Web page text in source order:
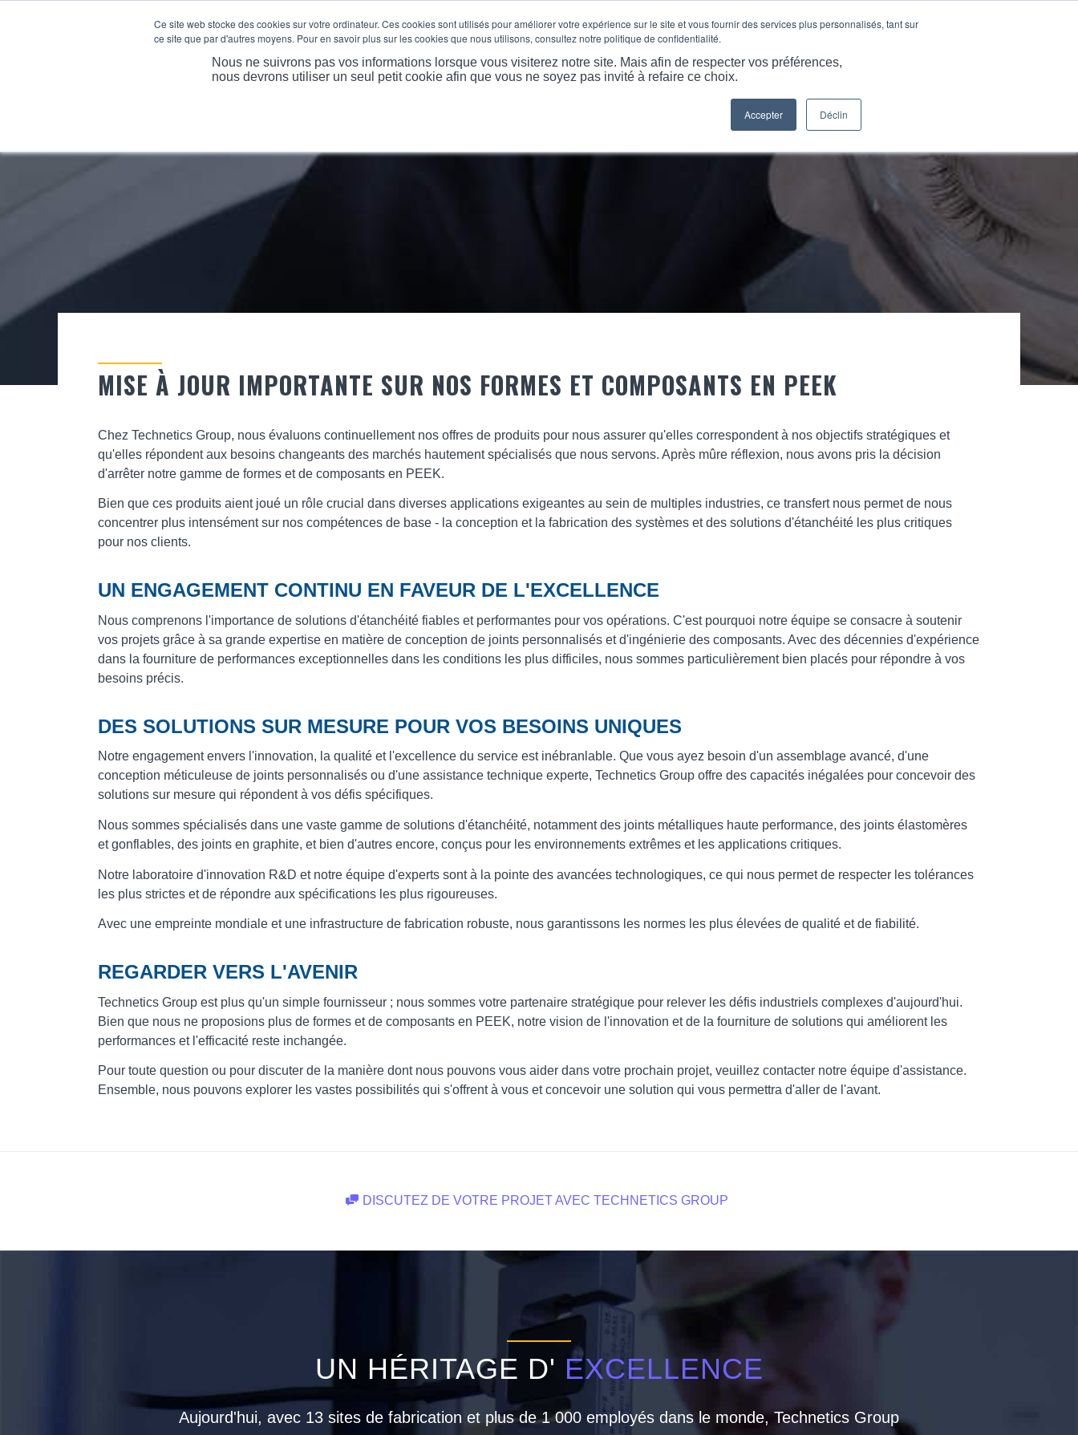
Ce site web stocke des cookies sur votre ordinateur. Ces cookies sont utilisés pour améliorer votre expérience sur le site et vous fournir des services plus personnalisés, tant sur
ce site que par d'autres moyens. Pour en savoir plus sur les cookies que nous utilisons, consultez notre politique de confidentialité.
Nous ne suivrons pas vos informations lorsque vous visiterez notre site. Mais afin de respecter vos préférences,
nous devrons utiliser un seul petit cookie afin que vous ne soyez pas invité à refaire ce choix.
Accepter Déclin
A PROPOS PRODUITS MARKET LES PLUS EXTRÊMES SERVICES RESSOURCES
Vous êtes ici : Accueil Produits
MISE À JOUR IMPORTANTE SUR NOS FORMES ET COMPOSANTS EN PEEK
Chez Technetics Group, nous évaluons continuellement nos offres de produits pour nous assurer qu'elles correspondent à nos objectifs stratégiques et
qu'elles répondent aux besoins changeants des marchés hautement spécialisés que nous servons. Après mûre réflexion, nous avons pris la décision
d'arrêter notre gamme de formes et de composants en PEEK.
Bien que ces produits aient joué un rôle crucial dans diverses applications exigeantes au sein de multiples industries, ce transfert nous permet de nous
concentrer plus intensément sur nos compétences de base - la conception et la fabrication des systèmes et des solutions d'étanchéité les plus critiques
pour nos clients.
UN ENGAGEMENT CONTINU EN FAVEUR DE L'EXCELLENCE
Nous comprenons l'importance de solutions d'étanchéité fiables et performantes pour vos opérations. C'est pourquoi notre équipe se consacre à soutenir
vos projets grâce à sa grande expertise en matière de conception de joints personnalisés et d'ingénierie des composants. Avec des décennies d'expérience
dans la fourniture de performances exceptionnelles dans les conditions les plus difficiles, nous sommes particulièrement bien placés pour répondre à vos
besoins précis.
DES SOLUTIONS SUR MESURE POUR VOS BESOINS UNIQUES
Notre engagement envers l'innovation, la qualité et l'excellence du service est inébranlable. Que vous ayez besoin d'un assemblage avancé, d'une
conception méticuleuse de joints personnalisés ou d'une assistance technique experte, Technetics Group offre des capacités inégalées pour concevoir des
solutions sur mesure qui répondent à vos défis spécifiques.
Nous sommes spécialisés dans une vaste gamme de solutions d'étanchéité, notamment des joints métalliques haute performance, des joints élastomères
et gonflables, des joints en graphite, et bien d'autres encore, conçus pour les environnements extrêmes et les applications critiques.
Notre laboratoire d'innovation R&D et notre équipe d'experts sont à la pointe des avancées technologiques, ce qui nous permet de respecter les tolérances
les plus strictes et de répondre aux spécifications les plus rigoureuses.
Avec une empreinte mondiale et une infrastructure de fabrication robuste, nous garantissons les normes les plus élevées de qualité et de fiabilité.
REGARDER VERS L'AVENIR
Technetics Group est plus qu'un simple fournisseur ; nous sommes votre partenaire stratégique pour relever les défis industriels complexes d'aujourd'hui.
Bien que nous ne proposions plus de formes et de composants en PEEK, notre vision de l'innovation et de la fourniture de solutions qui améliorent les
performances et l'efficacité reste inchangée.
Pour toute question ou pour discuter de la manière dont nous pouvons vous aider dans votre prochain projet, veuillez contacter notre équipe d'assistance.
Ensemble, nous pouvons explorer les vastes possibilités qui s'offrent à vous et concevoir une solution qui vous permettra d'aller de l'avant.
DISCUTEZ DE VOTRE PROJET AVEC TECHNETICS GROUP
UN HÉRITAGE D' EXCELLENCE
Aujourd'hui, avec 13 sites de fabrication et plus de 1 000 employés dans le monde, Technetics Group